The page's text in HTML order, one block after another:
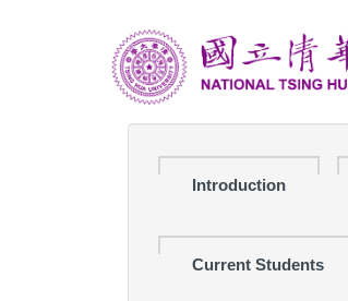
Introduction
Current Students